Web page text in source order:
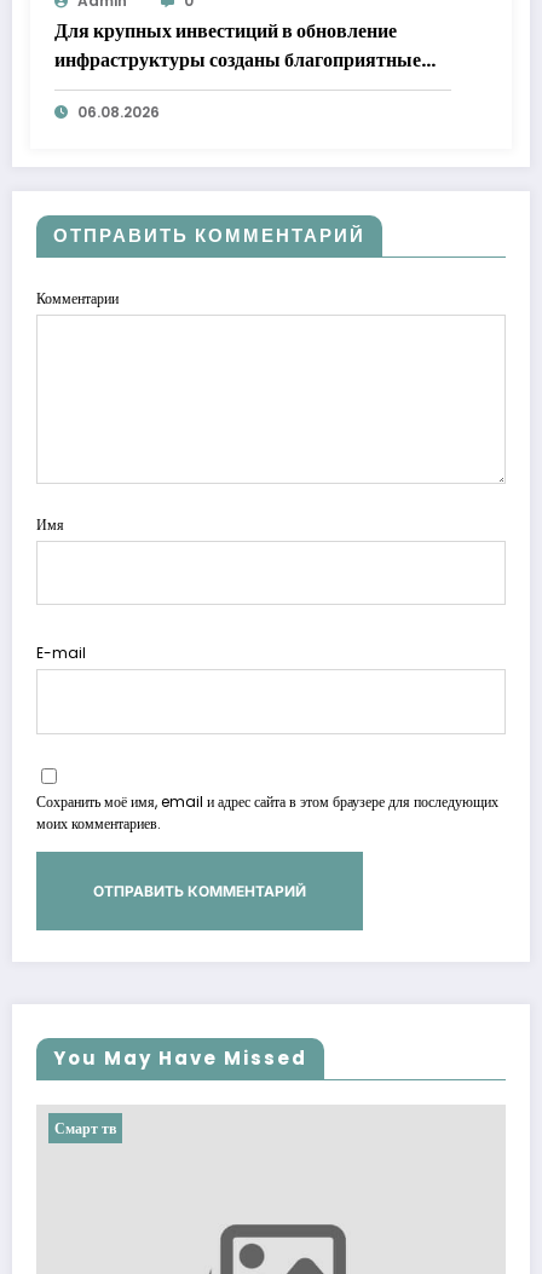
Для крупных инвестиций в обновление
инфраструктуры созданы благоприятные
условия
06.08.2026
ОТПРАВИТЬ КОММЕНТАРИЙ
Комментарии
Имя
E-mail
Сохранить моё имя, email и адрес сайта в этом браузере для последующих
моих комментариев.
You May Have Missed
Смарт тв